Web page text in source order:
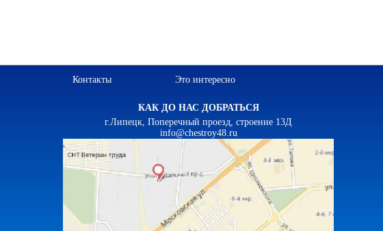
Контакты Это интересно
КАК ДО НАС ДОБРАТЬСЯ
г.Липецк, Поперечный проезд, строение 13Д
info@chestroy48.ru